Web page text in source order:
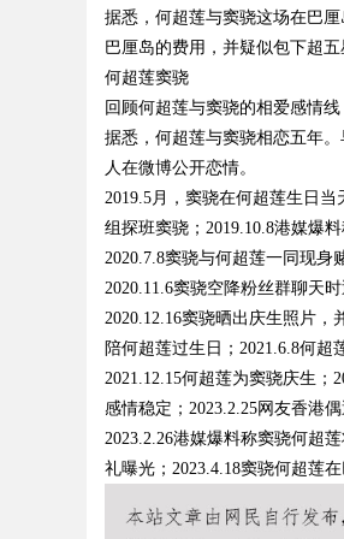
d
据悉，何超莲与窦骁这场在巴
巴厘岛的费用，并疑似包下超
何超莲窦骁
回顾何超莲与窦骁的相爱感情线
据悉，何超莲与窦骁相恋五年
人在微博公开恋情。
2019.5月，窦骁在何超莲生日
组探班窦骁；2019.10.8港媒爆
2020.7.8窦骁与何超莲一同现身
2020.11.6窦骁空降粉丝群聊天时
2020.12.16窦骁晒出庆生照片，
陪何超莲过生日；2021.6.8何超
2021.12.15何超莲为窦骁庆生；
感情稳定；2023.2.25网友香港
2023.2.26港媒爆料称窦骁何超
礼曝光；2023.4.18窦骁何超莲在